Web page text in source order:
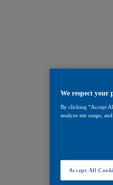
We respect your
By clicking “Accept
analyze site usage,
Accept All